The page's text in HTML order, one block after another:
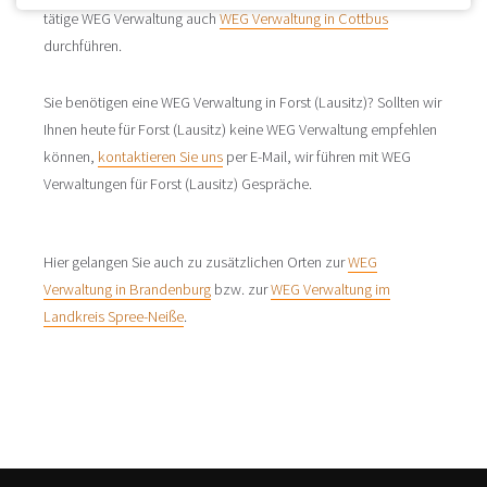
tätige WEG Verwaltung auch WEG Verwaltung in Cottbus
durchführen.
Sie benötigen eine WEG Verwaltung in Forst (Lausitz)? Sollten wir
Ihnen heute für Forst (Lausitz) keine WEG Verwaltung empfehlen
können, kontaktieren Sie uns per E-Mail, wir führen mit WEG
Verwaltungen für Forst (Lausitz) Gespräche.
Hier gelangen Sie auch zu zusätzlichen Orten zurWEG
Verwaltung in Brandenburg bzw. zurWEG Verwaltung im
Landkreis Spree-Neiße.